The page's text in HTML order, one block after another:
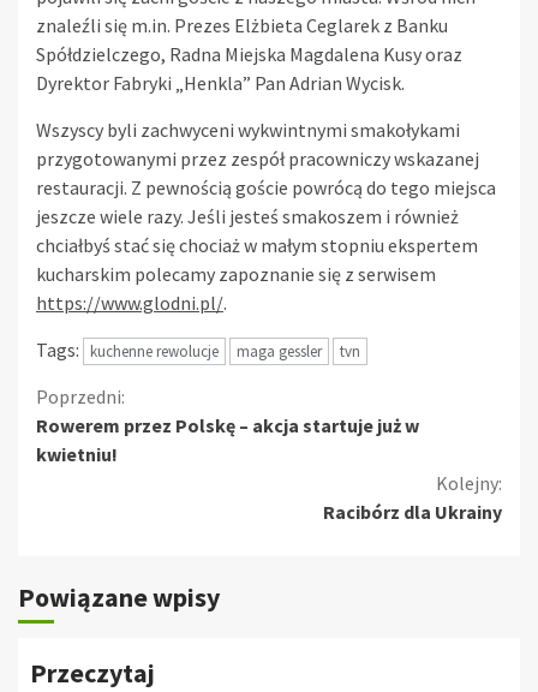
znaleźli się m.in. Prezes Elżbieta Ceglarek z Banku
Spółdzielczego, Radna Miejska Magdalena Kusy oraz
Dyrektor Fabryki „Henkla” Pan Adrian Wycisk.
Wszyscy byli zachwyceni wykwintnymi smakołykami
przygotowanymi przez zespół pracowniczy wskazanej
restauracji. Z pewnością goście powrócą do tego miejsca
jeszcze wiele razy. Jeśli jesteś smakoszem i również
chciałbyś stać się chociaż w małym stopniu ekspertem
kucharskim polecamy zapoznanie się z serwisem
https://www.glodni.pl/.
Tags:
kuchenne rewolucje maga gessler tvn
Kontynuuj
czytanie
Poprzedni:
Rowerem przez Polskę – akcja startuje już w
kwietniu!
Kolejny:
Racibórz dla Ukrainy
Powiązane wpisy
Przeczytaj